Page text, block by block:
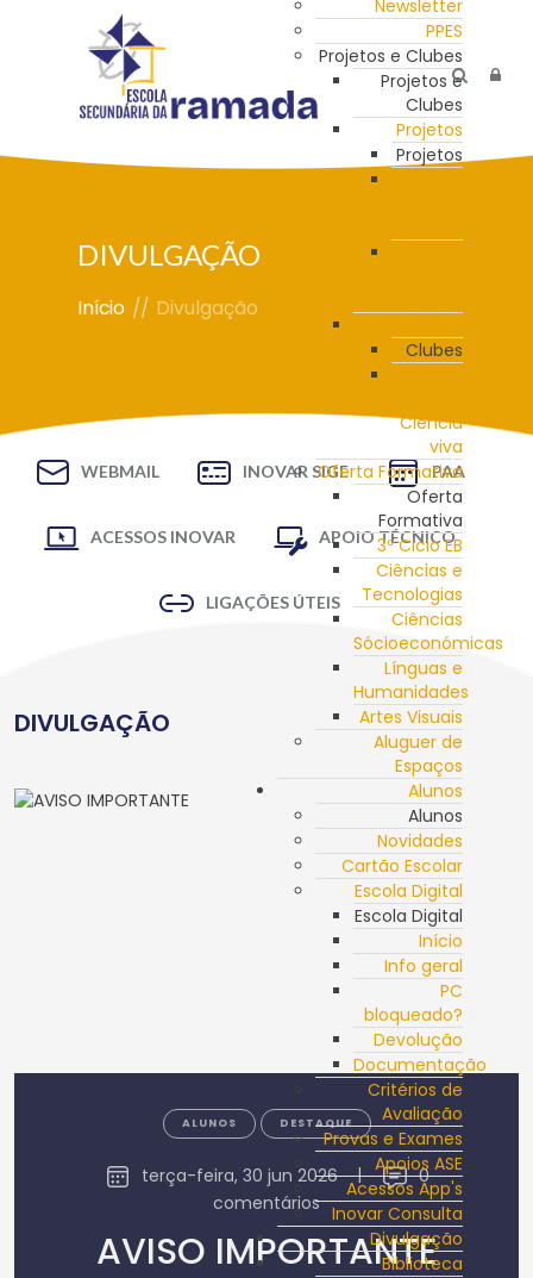
Newsletter
PPES
Projetos e Clubes
Projetos e
Clubes
Projetos
Projetos
Clubes
Ciência
viva
Oferta Formativa
Oferta
Formativa
3º Ciclo EB
Ciências e
Tecnologias
Ciências
Sócioeconómicas
Línguas e
Humanidades
Artes Visuais
Aluguer de
Espaços
Alunos
Alunos
Novidades
Cartão Escolar
Escola Digital
Escola Digital
Início
Info geral
PC
bloqueado?
Devolução
Documentação
Critérios de
Avaliação
Provas e Exames
Apoios ASE
Acessos App's
Inovar Consulta
Divulgação
Biblioteca
DIVULGAÇÃO
Início // Divulgação
WEBMAIL INOVAR SIGE PAA
ACESSOS INOVAR APOIO TÉCNICO
LIGAÇÕES ÚTEIS
DIVULGAÇÃO
ALUNOS DESTAQUE
terça-feira, 30 jun 2026 |
0
comentários
AVISO IMPORTANTE